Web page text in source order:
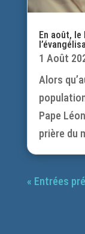
En août,
1 Août
Alors
Pape
prière du
« Entrées